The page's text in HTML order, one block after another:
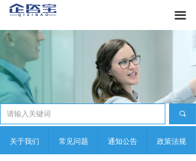
끀
끠
关于我们 常见问题 通知公告 政策法规